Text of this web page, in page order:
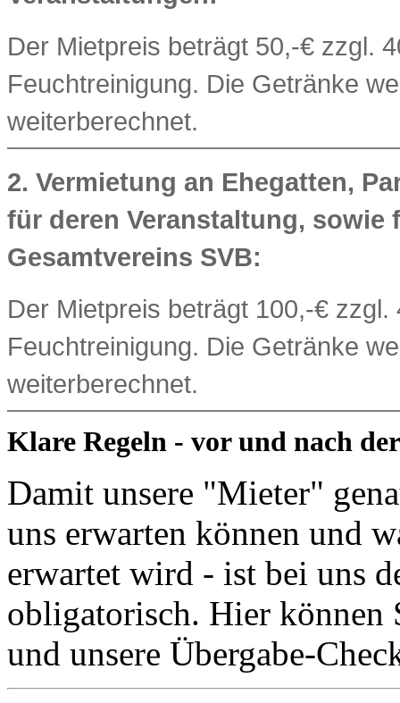
Der Mietpreis beträgt 50,-€ zzgl.
Feuchtreinigung. Die Getränke
weiterberechnet.
2. Vermietung an Ehegatten,
für deren Veranstaltung,
Gesamtvereins SVB:
Der Mietpreis beträgt 100,-€
Feuchtreinigung. Die Getränke
weiterberechnet.
Klare Regeln - vor und nach
Damit unsere "Mieter"
uns erwarten können und
erwartet wird - ist bei uns
obligatorisch. Hier können
und unsere Übergabe-